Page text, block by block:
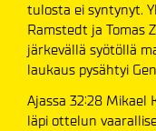
tulosta ei syntynyt.
Ramstedt ja Tomas
järkevällä syötöllä
laukaus pysähtyi
Ajassa 32:28 Mikael
läpi ottelun